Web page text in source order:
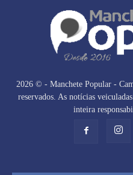
2026 © - Manchete Popular -
reservados. As notícias
inteira